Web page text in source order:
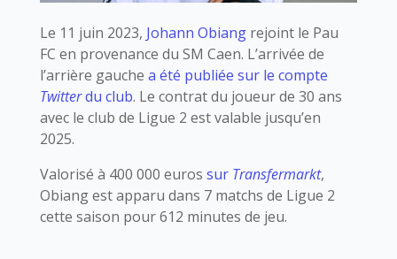
Le 11 juin 2023, Johann Obiangrejoint le Pau
FC en provenance du SM Caen. L’arrivée de
l’arrière gauche a été publiée sur le compte
Twitterdu club. Le contrat du joueur de 30 ans
avec le club de Ligue 2 est valable jusqu’en
2025.
Valorisé à 400 000 euros sur Transfermarkt,
Obiang est apparu dans 7 matchs de Ligue 2
cette saison pour 612 minutes de jeu.